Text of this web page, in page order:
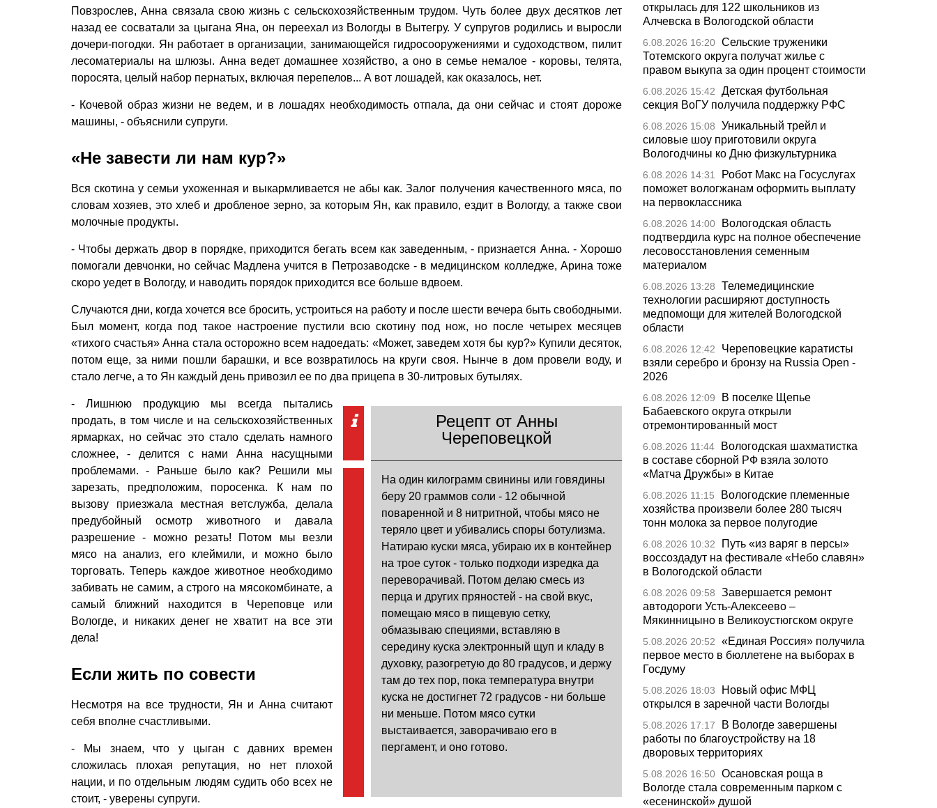
Повзрослев, Анна связала свою жизнь с сельскохозяйственным трудом. Чуть более двух десятков лет
назад ее сосватали за цыгана Яна, он переехал из Вологды в Вытегру. У супругов родились и выросли
дочери-погодки. Ян работает в организации, занимающейся гидросооружениями и судоходством, пилит
лесоматериалы на шлюзы. Анна ведет домашнее хозяйство, а оно в семье немалое - коровы, телята,
поросята, целый набор пернатых, включая перепелов... А вот лошадей, как оказалось, нет.
- Кочевой образ жизни не ведем, и в лошадях необходимость отпала, да они сейчас и стоят дороже
машины, - объяснили супруги.
«Не завести ли нам кур?»
Вся скотина у семьи ухоженная и выкармливается не абы как. Залог получения качественного мяса, по
словам хозяев, это хлеб и дробленое зерно, за которым Ян, как правило, ездит в Вологду, а также свои
молочные продукты.
- Чтобы держать двор в порядке, приходится бегать всем как заведенным, - признается Анна. - Хорошо
помогали девчонки, но сейчас Мадлена учится в Петрозаводске - в медицинском колледже, Арина тоже
скоро уедет в Вологду, и наводить порядок приходится все больше вдвоем.
Случаются дни, когда хочется все бросить, устроиться на работу и после шести вечера быть свободными.
Был момент, когда под такое настроение пустили всю скотину под нож, но после четырех месяцев
«тихого счастья» Анна стала осторожно всем надоедать: «Может, заведем хотя бы кур?» Купили десяток,
потом еще, за ними пошли барашки, и все возвратилось на круги своя. Нынче в дом провели воду, и
стало легче, а то Ян каждый день привозил ее по два прицепа в 30-литровых бутылях.
Рецепт от Анны
Череповецкой
На один килограмм свинины или говядины
беру 20 граммов соли - 12 обычной
поваренной и 8 нитритной, чтобы мясо не
теряло цвет и убивались споры ботулизма.
Натираю куски мяса, убираю их в контейнер
на трое суток - только подходи изредка да
переворачивай. Потом делаю смесь из
перца и других пряностей - на свой вкус,
помещаю мясо в пищевую сетку,
обмазываю специями, вставляю в
середину куска электронный щуп и кладу в
духовку, разогретую до 80 градусов, и держу
там до тех пор, пока температура внутри
куска не достигнет 72 градусов - ни больше
ни меньше. Потом мясо сутки
выстаивается, заворачиваю его в
пергамент, и оно готово.
- Лишнюю продукцию мы всегда пытались
продать, в том числе и на сельскохозяйственных
ярмарках, но сейчас это стало сделать намного
сложнее, - делится с нами Анна насущными
проблемами. - Раньше было как? Решили мы
зарезать, предположим, поросенка. К нам по
вызову приезжала местная ветслужба, делала
предубойный осмотр животного и давала
разрешение - можно резать! Потом мы везли
мясо на анализ, его клеймили, и можно было
торговать. Теперь каждое животное необходимо
забивать не самим, а строго на мясокомбинате, а
самый ближний находится в Череповце или
Вологде, и никаких денег не хватит на все эти
дела!
Если жить по совести
Несмотря на все трудности, Ян и Анна считают
себя вполне счастливыми.
- Мы знаем, что у цыган с давних времен
сложилась плохая репутация, но нет плохой
нации, и по отдельным людям судить обо всех не
стоит, - уверены супруги.
открылась для 122 школьников из
Алчевска в Вологодской области
6.08.2026 16:20 Сельские труженики
Тотемского округа получат жилье с
правом выкупа за один процент стоимости
6.08.2026 15:42
Детская футбольная
секция ВоГУ получила поддержку РФС
6.08.2026 15:08
Уникальный трейл и
силовые шоу приготовили округа
Вологодчины ко Дню физкультурника
6.08.2026 14:31
Робот Макс на Госуслугах
поможет вологжанам оформить выплату
на первоклассника
6.08.2026 14:00
Вологодская область
подтвердила курс на полное обеспечение
лесовосстановления семенным
материалом
6.08.2026 13:28
Телемедицинские
технологии расширяют доступность
медпомощи для жителей Вологодской
области
6.08.2026 12:42
Череповецкие каратисты
взяли серебро и бронзу на Russia Open -
2026
6.08.2026 12:09
В поселке Щепье
Бабаевского округа открыли
отремонтированный мост
6.08.2026 11:44
Вологодская шахматистка
в составе сборной РФ взяла золото
«Матча Дружбы» в Китае
6.08.2026 11:15
Вологодские племенные
хозяйства произвели более 280 тысяч
тонн молока за первое полугодие
6.08.2026 10:32
Путь «из варяг в персы»
воссоздадут на фестивале «Небо славян»
в Вологодской области
6.08.2026 09:58
Завершается ремонт
автодороги Усть-Алексеево –
Мякинницыно в Великоустюгском округе
5.08.2026 20:52
«Единая Россия» получила
первое место в бюллетене на выборах в
Госдуму
5.08.2026 18:03
Новый офис МФЦ
открылся в заречной части Вологды
5.08.2026 17:17
В Вологде завершены
работы по благоустройству на 18
дворовых территориях
5.08.2026 16:50 Осановская роща в
Вологде стала современным парком с
«есенинской» душой